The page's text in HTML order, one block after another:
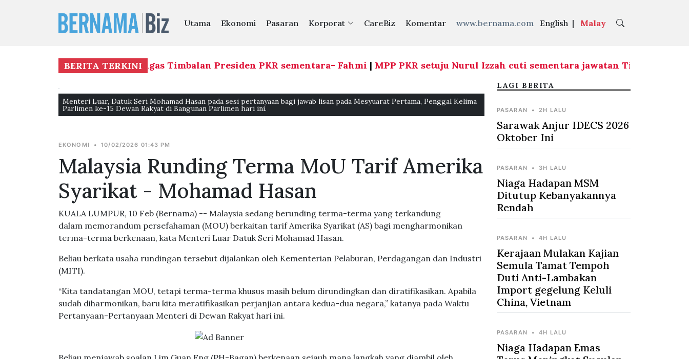
Utama Ekonomi Pasaran Korporat CareBiz Komentar www.bernama.com English | Malay
BERITA TERKINI
akan menjalankan tugas Timbalan Presiden PKR sementara- Fahmi|MPP PKR setuju Nurul Izzah cuti sementara jawatan Timbalan
Menteri Luar, Datuk Seri Mohamad Hasan pada sesi pertanyaan bagi jawab lisan pada Mesyuarat Pertama, Penggal Kelima
Parlimen ke-15 Dewan Rakyat di Bangunan Parlimen hari ini.
EKONOMI • 10/02/2026 01:43 PM
Malaysia Runding Terma MoU Tarif Amerika
Syarikat - Mohamad Hasan
KUALA LUMPUR, 10 Feb (Bernama) -- Malaysia sedang berunding terma-terma yang terkandung
dalam memorandum persefahaman (MOU) berkaitan tarif Amerika Syarikat (AS) bagi mengharmonikan
terma-terma berkenaan, kata Menteri Luar Datuk Seri Mohamad Hasan.
Beliau berkata usaha rundingan tersebut dijalankan oleh Kementerian Pelaburan, Perdagangan dan Industri
(MITI).
“Kita tandatangan MOU, tetapi terma-terma khusus masih belum dirundingkan dan diratifikasikan. Apabila
sudah diharmonikan, baru kita meratifikasikan perjanjian antara kedua-dua negara,” katanya pada Waktu
Pertanyaan-Pertanyaan Menteri di Dewan Rakyat hari ini.
LAGI BERITA
PASARAN • 2H LALU
Sarawak Anjur IDECS 2026
Oktober Ini
PASARAN • 3H LALU
Niaga Hadapan MSM
Ditutup Kebanyakannya
Rendah
PASARAN • 4H LALU
Kerajaan Mulakan Kajian
Semula Tamat Tempoh
Duti Anti-Lambakan
Import gegelung Keluli
China, Vietnam
PASARAN • 4H LALU
Niaga Hadapan Emas